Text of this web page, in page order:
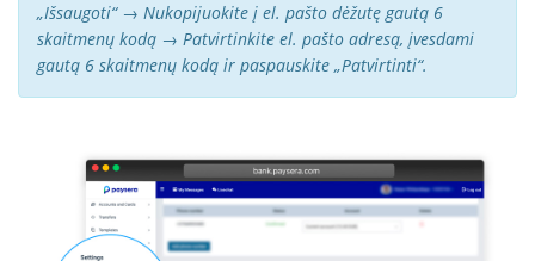
„Išsaugoti“ → Nukopijuokite į el. pašto dėžutę gautą 6
skaitmenų kodą → Patvirtinkite el. pašto adresą, įvesdami
gautą 6 skaitmenų kodą ir paspauskite „Patvirtinti“.